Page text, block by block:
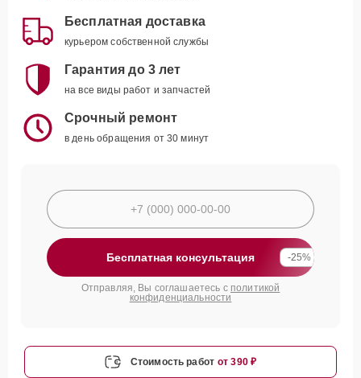
Бесплатная доставка
курьером собственной службы
Гарантия до 3 лет
на все виды работ и запчастей
Срочный ремонт
в день обращения от 30 минут
Бесплатная консультация -25%
Отправляя, Вы соглашаетесь с политикой
конфиденциальности
Стоимость работ от 390 ₽